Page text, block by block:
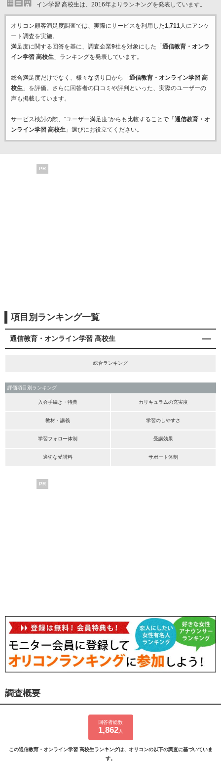
イン学習 高校生は、2016年よりランキングを発表しています。
オリコン顧客満足度調査では、実際にサービスを利用した1,711人にアンケ
ート調査を実施。
満足度に関する回答を基に、調査企業9社を対象にした「 通信教育・オンラ
イン学習 高校生」ランキングを発表しています。
総合満足度だけでなく、様々な切り口から「 通信教育・オンライン学習 高
校生」を評価。さらに回答者の口コミや評判といった、実際のユーザーの
声も掲載しています。
サービス検討の際、“ユーザー満足度”からも比較することで「 通信教育・オ
ンライン学習 高校生」選びにお役立てください。
PR
項目別ランキング一覧
通信教育・オンライン学習 高校生
総合ランキング
評価項目別ランキング
入会手続き・特典 カリキュラムの充実度
教材・講義 学習のしやすさ
学習フォロー体制 受講効果
適切な受講料 サポート体制
PR
調査概要
回答者総数
1,862人
この通信教育・オンライン学習 高校生ランキングは、オリコンの以下の調査に基づいていま
す。